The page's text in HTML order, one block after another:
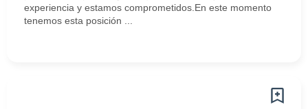
experiencia y estamos comprometidos.En este momento
tenemos esta posición ...